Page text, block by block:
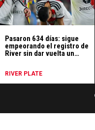
Pasaron 634 días: sigue
empeorando el registro de
River sin dar vuelta un
RIVER PLATE